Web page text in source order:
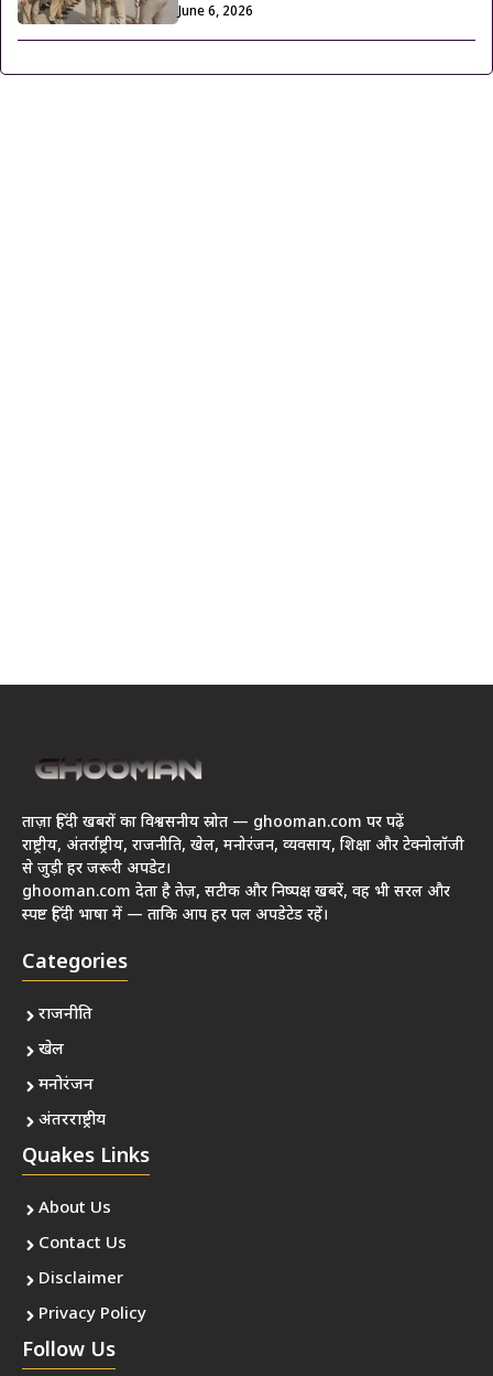
June 6, 2026
ताज़ा हिंदी खबरों का विश्वसनीय स्रोत — ghooman.com पर पढ़ें
राष्ट्रीय, अंतर्राष्ट्रीय, राजनीति, खेल, मनोरंजन, व्यवसाय, शिक्षा और टेक्नोलॉजी
से जुड़ी हर जरूरी अपडेट।
ghooman.com देता है तेज़, सटीक और निष्पक्ष खबरें, वह भी सरल और
स्पष्ट हिंदी भाषा में — ताकि आप हर पल अपडेटेड रहें।
Categories
राजनीति
खेल
मनोरंजन
अंतरराष्ट्रीय
Quakes Links
About Us
Contact Us
Disclaimer
Privacy Policy
Follow Us